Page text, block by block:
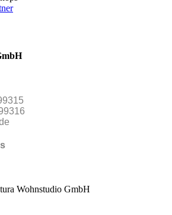
Wohnstudio GmbH